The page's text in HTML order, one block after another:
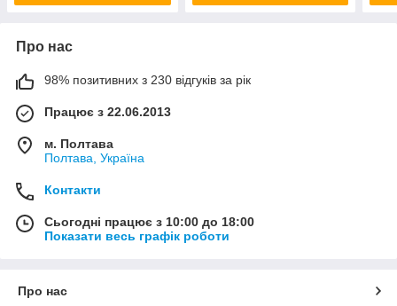
Про нас
98% позитивних з 230 відгуків за рік
Працює з 22.06.2013
м. Полтава
Полтава, Україна
Контакти
Сьогодні працює з 10:00 до 18:00
Показати весь графік роботи
Про нас